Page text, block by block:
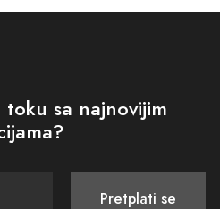
sa najnovijim
Pretplati se